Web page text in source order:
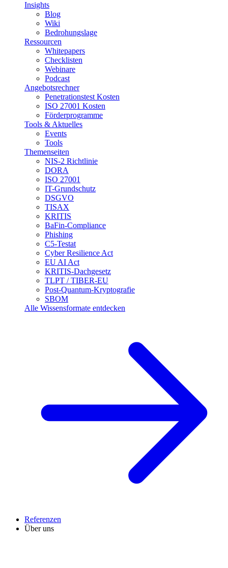
Insights
Blog
Wiki
Bedrohungslage
Ressourcen
Whitepapers
Checklisten
Webinare
Podcast
Angebotsrechner
Penetrationstest Kosten
ISO 27001 Kosten
Förderprogramme
Tools & Aktuelles
Events
Tools
Themenseiten
NIS-2 Richtlinie
DORA
ISO 27001
IT-Grundschutz
DSGVO
TISAX
KRITIS
BaFin-Compliance
Phishing
C5-Testat
Cyber Resilience Act
EU AI Act
KRITIS-Dachgesetz
TLPT / TIBER-EU
Post-Quantum-Kryptografie
SBOM
Alle Wissensformate entdecken
Referenzen
Über uns